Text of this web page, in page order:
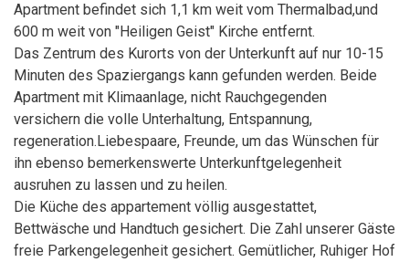
Apartment befindet sich 1,1 km weit vom Thermalbad,und
600 m weit von "Heiligen Geist" Kirche entfernt.
Das Zentrum des Kurorts von der Unterkunft auf nur 10-15
Minuten des Spaziergangs kann gefunden werden. Beide
Apartment mit Klimaanlage, nicht Rauchgegenden
versichern die volle Unterhaltung, Entspannung,
regeneration.Liebespaare, Freunde, um das Wünschen für
ihn ebenso bemerkenswerte Unterkunftgelegenheit
ausruhen zu lassen und zu heilen.
Die Küche des appartement völlig ausgestattet,
Bettwäsche und Handtuch gesichert. Die Zahl unserer Gäste
freie Parkengelegenheit gesichert. Gemütlicher, Ruhiger Hof